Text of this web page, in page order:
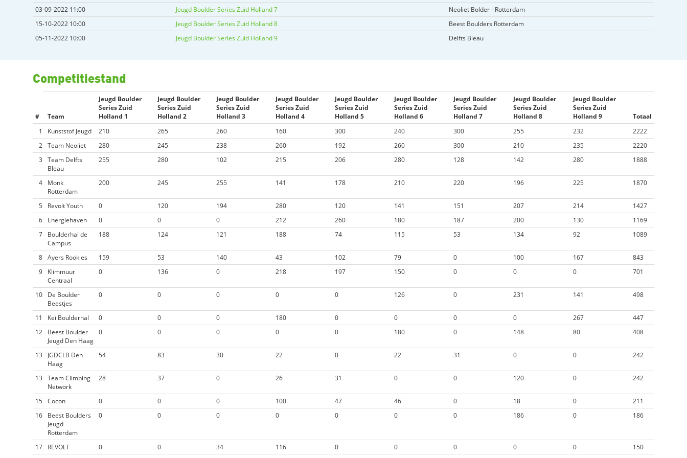
03-09-2022 11:00 Jeugd Boulder Series Zuid Holland 7
Neoliet Bolder - Rotterdam
15-10-2022 10:00
Jeugd Boulder Series Zuid Holland 8
Beest Boulders Rotterdam
05-11-2022 10:00
Jeugd Boulder Series Zuid Holland 9 Delfts Bleau
Competitiestand
# Team
Jeugd Boulder
Series Zuid
Holland 1
Jeugd Boulder
Series Zuid
Holland 2
Jeugd Boulder
Series Zuid
Holland 3
Jeugd Boulder
Series Zuid
Holland 4
Jeugd Boulder
Series Zuid
Holland 5
Jeugd Boulder
Series Zuid
Holland 6
Jeugd Boulder
Series Zuid
Holland 7
Jeugd Boulder
Series Zuid
Holland 8
Jeugd Boulder
Series Zuid
Holland 9
Totaal
1
Kunststof Jeugd 210 265 260 160 300 240 300 255 232
2222
2 Team Neoliet 280 245 238 260 192 260 300 210 235
2220
3
Team Delfts
Bleau
255 280 102 215 206 280 128 142 280 1888
4
Monk
Rotterdam
200 245 255 141 178 210 220 196 225 1870
5 Revolt Youth 0 120 194 280 120 141 151 207 214
1427
6
Energiehaven 0 0 0 212 260 180 187 200 130
1169
7
Boulderhal de
Campus
188 124 121 188 74 115 53 134 92 1089
8 Ayers Rookies 159 53 140 43 102 79 0 100 167
843
9
Klimmuur
Centraal
0 136 0 218 197 150 0 0 0 701
10
De Boulder
Beestjes
0 0 0 0 0 126 0 231 141 498
11 Kei Boulderhal 0 0 0 180 0 0 0 0 267
447
12
Beest Boulder
Jeugd Den Haag
0 0 0 0 0 180 0 148 80 408
13
JGDCLB Den
Haag
54 83 30 22 0 22 31 0 0 242
13
Team Climbing
Network
28 37 0 26 31 0 0 120 0 242
15 Cocon 0 0 0 100 47 46 0 18 0
211
16
Beest Boulders
Jeugd
Rotterdam
0 0 0 0 0 0 0 186 0 186
17 REVOLT 0 0 34 116 0 0 0 0 0
150